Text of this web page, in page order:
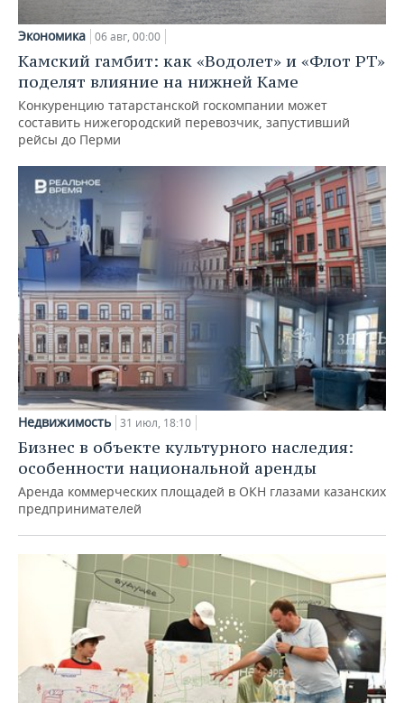
Экономика 06 авг, 00:00
Камский гамбит: как «Водолет» и «Флот РТ»
поделят влияние на нижней Каме
Конкуренцию татарстанской госкомпании может
составить нижегородский перевозчик, запустивший
рейсы до Перми
Недвижимость 31 июл, 18:10
Бизнес в объекте культурного наследия:
особенности национальной аренды
Аренда коммерческих площадей в ОКН глазами казанских
предпринимателей